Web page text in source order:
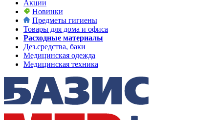
Акции
Новинки
Предметы гигиены
Товары для дома и офиса
Расходные материалы
Дез.средства, баки
Медицинская одежда
Медицинская техника